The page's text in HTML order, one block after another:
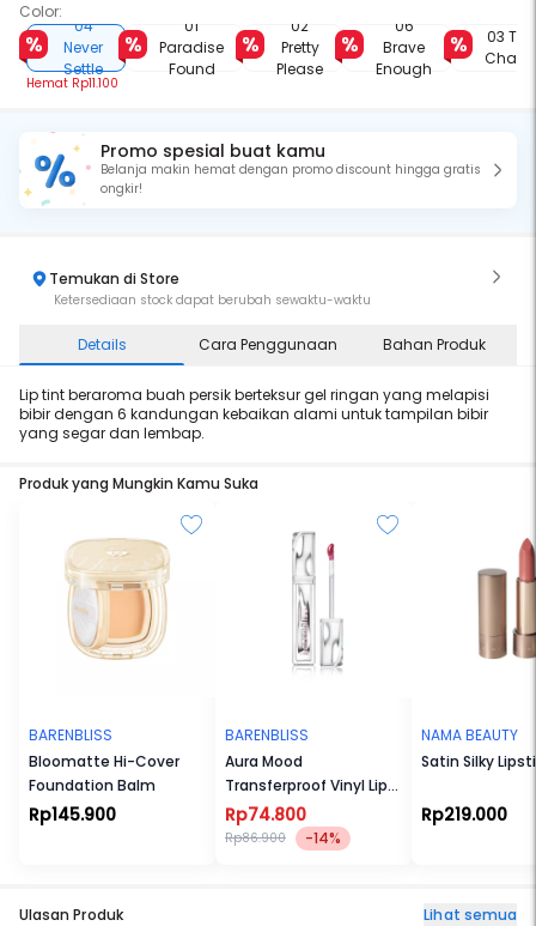
Color:
04
Never
Settle
Hemat Rp11.100
01
Paradise
Found
02
Pretty
Please
06
Brave
Enough
03
Promo spesial buat kamu
Belanja makin hemat dengan promo discount hingga gratis
ongkir!
Temukan di Store
Ketersediaan stock dapat berubah sewaktu-waktu
Details Cara Penggunaan Bahan Produk
Lip tint beraroma buah persik berteksur gel ringan yang melapisi
bibir dengan 6 kandungan kebaikan alami untuk tampilan bibir
yang segar dan lembap.
Produk yang Mungkin Kamu Suka
BARENBLISS
Bloomatte Hi-Cover
Foundation Balm
Rp145.900
BARENBLISS
Aura Mood
Transferproof Vinyl Lip
Cream
Rp74.800
Rp86.900 -14%
NAMA BEAUTY
Satin Silky
Rp219.000
Ulasan Produk Lihat semua